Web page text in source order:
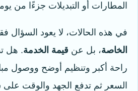
المطارات أو التبديلات جزءًا من
في هذه الحالات، لا يعود السؤال
الخاصة، بل عن قيمة الخدمة. هل
راحة أكبر وتنظيم أوضح ووصول
السعر ثم تدفع الجهد والوقت